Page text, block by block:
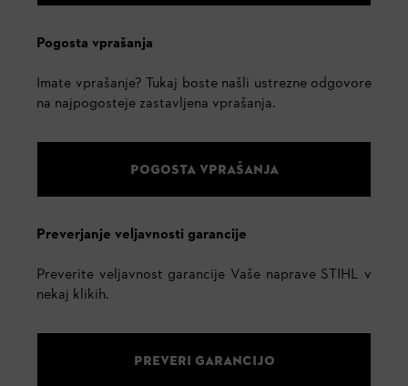
Pogosta vprašanja
Imate vprašanje? Tukaj boste našli ustrezne odgovore
na najpogosteje zastavljena vprašanja.
POGOSTA VPRAŠANJA
Preverjanje veljavnosti garancije
Preverite veljavnost garancije Vaše naprave STIHL v
nekaj klikih.
PREVERI GARANCIJO